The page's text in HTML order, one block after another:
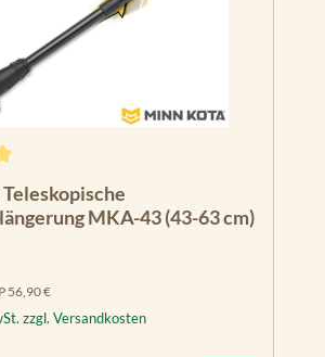
MKA-43 (43-63 cm)
56,90 €
zzgl. Versandkosten